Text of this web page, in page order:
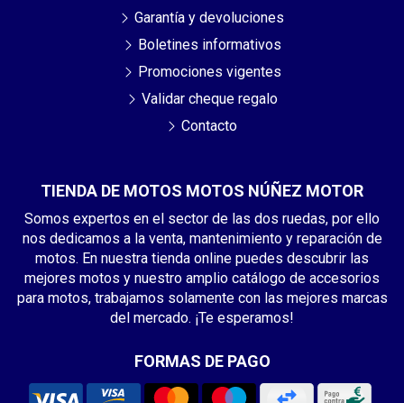
TIENDA DE MOTOS MOTOS NÚÑEZ MOTOR
Somos expertos en el sector de las dos ruedas, por ello
nos dedicamos a la venta, mantenimiento y reparación de
motos. En nuestra tienda online puedes descubrir las
mejores motos y nuestro amplio catálogo de accesorios
para motos, trabajamos solamente con las mejores marcas
del mercado. ¡Te esperamos!
FORMAS DE PAGO
Garantía y devoluciones
Boletines informativos
Promociones vigentes
Validar cheque regalo
Contacto